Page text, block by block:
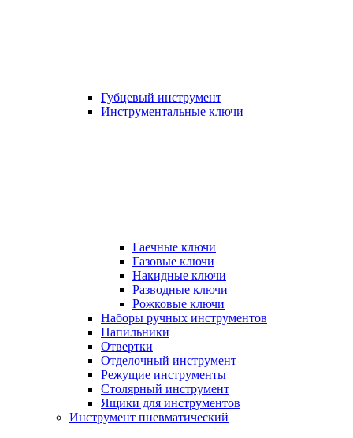
Губцевый инструмент
Инструментальные ключи
Гаечные ключи
Газовые ключи
Накидные ключи
Разводные ключи
Рожковые ключи
Наборы ручных инструментов
Напильники
Отвертки
Отделочный инструмент
Режущие инструменты
Столярный инструмент
Ящики для инструментов
Инструмент пневматический